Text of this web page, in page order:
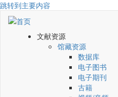
跳转到主要内容
文献资源
馆藏资源
数据库
电子图书
电子期刊
古籍